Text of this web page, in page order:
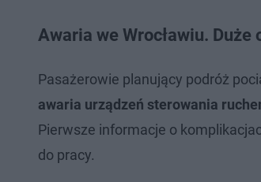
Awaria we Wrocławiu.
Pasażerowie planujący podróż
awaria urządzeń sterowania
Pierwsze informacje o
do pracy.